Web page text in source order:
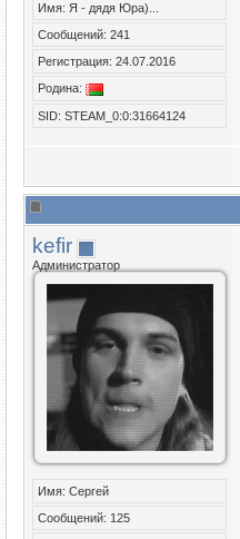
Имя: Я - дядя Юра)...
Сообщений: 241
Регистрация: 24.07.2016
Родина:
SID: STEAM_0:0:31664124
kefir
Администратор
Имя: Сергей
Сообщений: 125